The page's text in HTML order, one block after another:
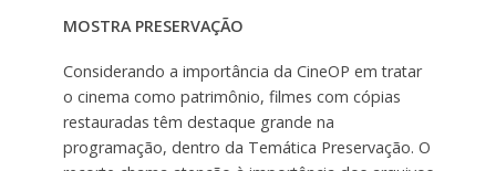
MOSTRA PRESERVAÇÃO
Considerando a importância da CineOP em tratar
o cinema como patrimônio, filmes com cópias
restauradas têm destaque grande na
programação, dentro da Temática Preservação. O